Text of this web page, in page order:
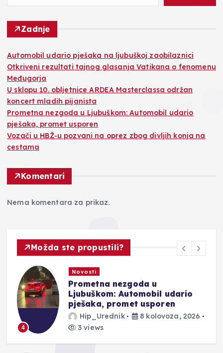
Zadnje
Automobil udario pješaka na ljubuškoj zaobilaznici
Otkriveni rezultati tajnog glasanja Vatikana o fenomenu
Međugorja
U sklopu 10. obljetnice ARDEA Masterclassa održan
koncert mladih pijanista
Prometna nezgoda u Ljubuškom: Automobil udario
pješaka, promet usporen
Vozači u HBŽ-u pozvani na oprez zbog divljih konja na
cestama
Komentari
Nema komentara za prikaz.
Možda ste propustili?
4
Novosti
Prometna nezgoda u
Ljubuškom: Automobil udario
pješaka, promet usporen
Hip_Urednik
8 kolovoza, 2026
3 views